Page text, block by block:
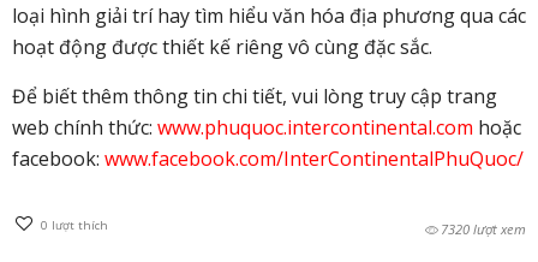
loại hình giải trí hay tìm hiểu văn hóa địa phương qua các
hoạt động được thiết kế riêng vô cùng đặc sắc.
Để biết thêm thông tin chi tiết, vui lòng truy cập trang
web chính thức: www.phuquoc.intercontinental.com hoặc
facebook: www.facebook.com/InterContinentalPhuQuoc/
0 lượt thích 7320 lượt xem